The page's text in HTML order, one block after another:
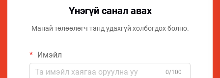
Үнэгүй санал авах
Манай төлөөлөгч танд удахгүй холбогдох болно.
Имэйл
0/100